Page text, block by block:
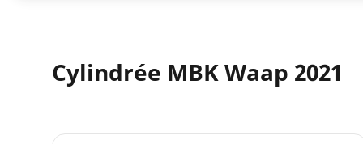
Cylindrée MBK Waap 2021